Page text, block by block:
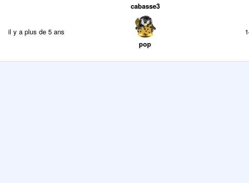
cabasse3
il y a plus de 5 ans
pop